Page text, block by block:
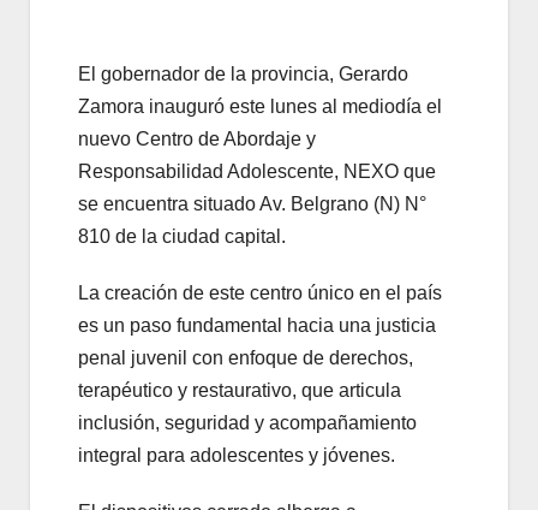
El gobernador de la provincia, Gerardo
Zamora inauguró este lunes al mediodía el
nuevo Centro de Abordaje y
Responsabilidad Adolescente, NEXO que
se encuentra situado Av. Belgrano (N) N°
810 de la ciudad capital.
La creación de este centro único en el país
es un paso fundamental hacia una justicia
penal juvenil con enfoque de derechos,
terapéutico y restaurativo, que articula
inclusión, seguridad y acompañamiento
integral para adolescentes y jóvenes.